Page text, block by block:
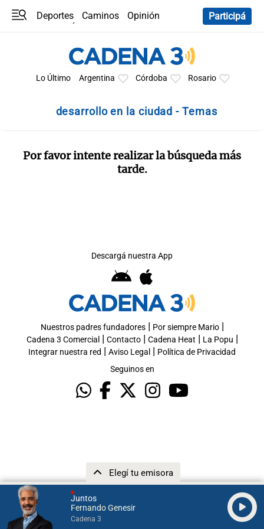
Juntos
Fernando Genesir
Cadena 3
Elegí tu emisora
Deportes Caminos
Opinión
Participá
Lo Último Argentina Córdoba Rosario
desarrollo en la ciudad - Temas
Por favor intente realizar la búsqueda más
tarde.
Descargá nuestra App
Nuestros padres fundadores| Por siempre Mario|
Cadena 3 Comercial | Contacto| Cadena Heat | La Popu |
Integrar nuestra red | Aviso Legal | Política de Privacidad
Seguinos en